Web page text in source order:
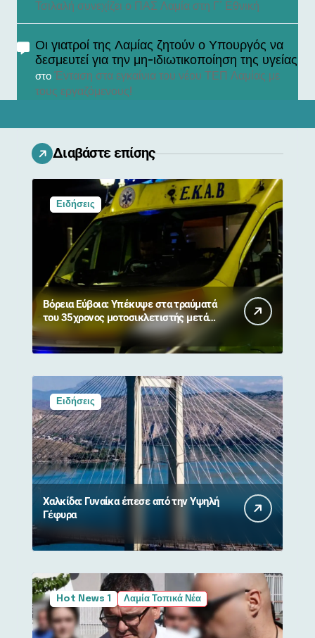
Τσιλαλή συνεχίζει ο ΠΑΣ Λαμία στη Γ’ Εθνική
Οι γιατροί της Λαμίας ζητούν ο Υπουργός να
δεσμευτεί για την μη-ιδιωτικοποίηση της υγείας
στο Ένταση στα εγκαίνια του νέου ΤΕΠ Λαμίας με
τους εργαζόμενους!
Διαβάστε επίσης
Ειδήσεις
Βόρεια Εύβοια: Υπέκυψε στα τραύματά
του 35χρονος μοτοσικλετιστής μετά
από σύγκρουση με αγριογούρουνο
Ειδήσεις
Χαλκίδα: Γυναίκα έπεσε από την Υψηλή
Γέφυρα
Hot News 1 Λαμία Τοπικά Νέα